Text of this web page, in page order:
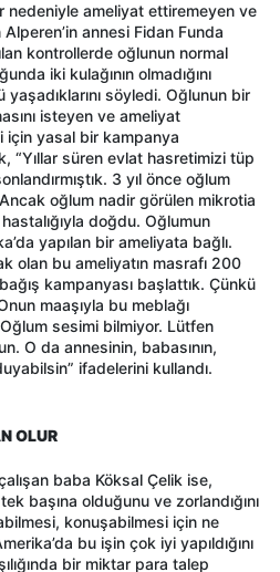
nedeniyle ameliyat ettiremeyen ve
annesi Fidan Funda
kontrollerde oğlunun normal
iki kulağının olmadığını
söyledi. Oğlunun bir
isteyen ve ameliyat
için yasal bir kampanya
“Yıllar süren evlat hasretimizi tüp
3 yıl önce oğlum
Ancak oğlum nadir görülen mikrotia
doğdu. Oğlumun
yapılan bir ameliyata bağlı.
olan bu ameliyatın masrafı 200
kampanyası başlattık. Çünkü
maaşıyla bu meblağı
sesimi bilmiyor. Lütfen
O da annesinin, babasının,
ifadelerini kullandı.
OLUR
baba Köksal Çelik ise,
başına olduğunu ve zorlandığını
konuşabilmesi için ne
bu işin çok iyi yapıldığını
bir miktar para talep